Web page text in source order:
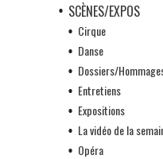
SCÈNES/EXPOS
Cirque
Danse
Dossiers/
Entretiens
Expositions
La vidéo de la
Opéra